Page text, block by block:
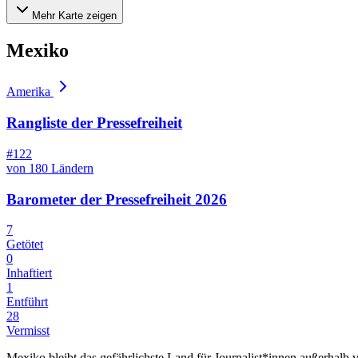
Mehr Karte zeigen
Mexiko
Amerika
Rangliste der Pressefreiheit
#122
von 180 Ländern
Barometer der Pressefreiheit 2026
7
Getötet
0
Inhaftiert
1
Entführt
28
Vermisst